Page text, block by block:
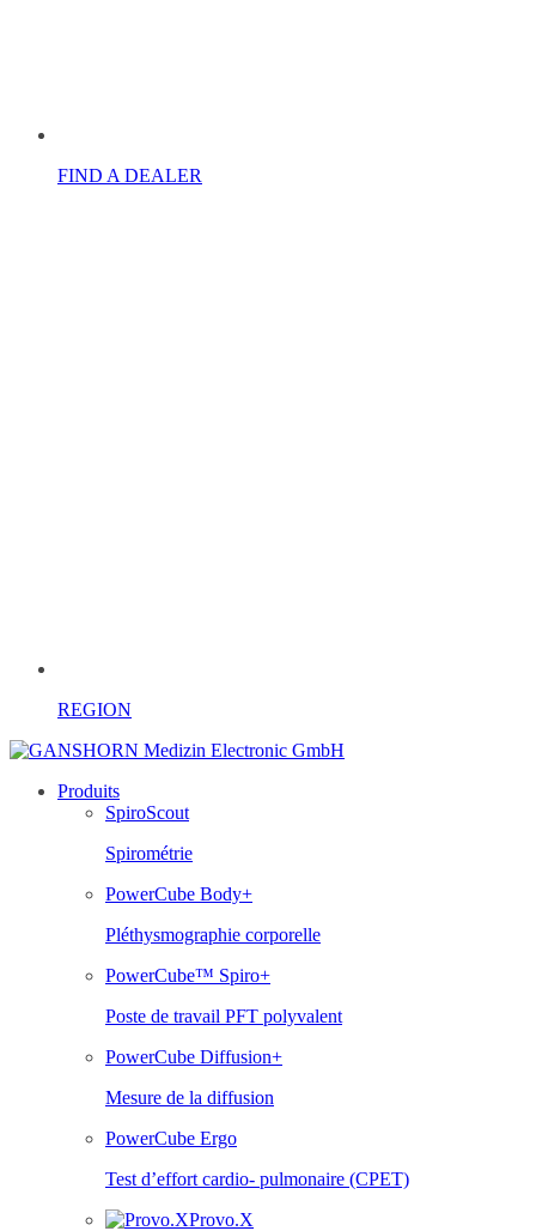
FIND A DEALER
REGION
Produits
SpiroScout
Spirométrie
PowerCube Body+
Pléthysmographie corporelle
PowerCube™ Spiro+
Poste de travail PFT polyvalent
PowerCube Diffusion+
Mesure de la diffusion
PowerCube Ergo
Test d’effort cardio- pulmonaire (CPET)
Provo.X